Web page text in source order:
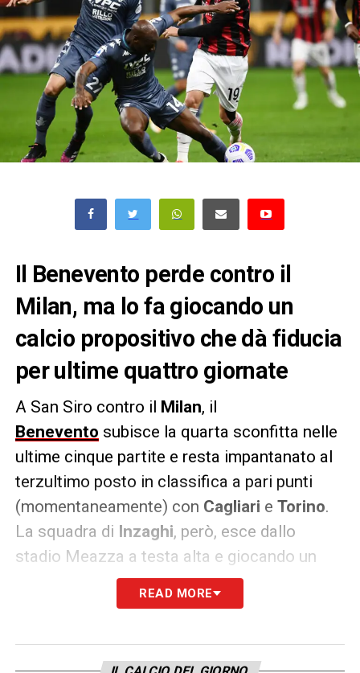
Il Benevento perde contro il
Milan, ma lo fa giocando un
calcio propositivo che dà fiducia
per ultime quattro giornate
A San Siro contro il Milan, il
Benevento subisce la quarta sconfitta nelle
ultime cinque partite e resta impantanato al
terzultimo posto in classifica a pari punti
(momentaneamente) con Cagliari e Torino.
La squadra di Inzaghi, però, esce dallo
stadio Meazza a testa alta e giocando un
calcio propositivo che dà fiducia per le ultime
quattro giornate in cui si giocherà la
READ MORE